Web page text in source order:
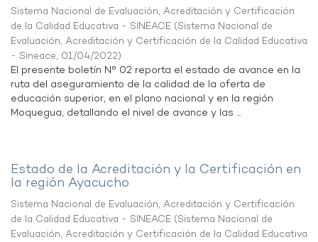
Sistema Nacional de Evaluación, Acreditación y Certificación
de la Calidad Educativa - SINEACE (Sistema Nacional de
Evaluación, Acreditación y Certificación de la Calidad Educativa
- Sineace, 01/04/2022)
El presente boletín N° 02 reporta el estado de avance en la
ruta del aseguramiento de la calidad de la oferta de
educación superior, en el plano nacional y en la región
Moquegua, detallando el nivel de avance y las ...
Estado de la Acreditación y la Certificación en
la región Ayacucho
Sistema Nacional de Evaluación, Acreditación y Certificación
de la Calidad Educativa - SINEACE (Sistema Nacional de
Evaluación, Acreditación y Certificación de la Calidad Educativa